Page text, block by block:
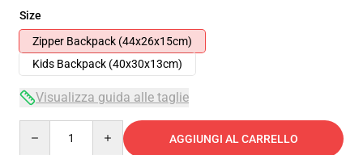
Size
Zipper Backpack (44x26x15cm)
Kids Backpack (40x30x13cm)
Visualizza guida alle taglie
AGGIUNGI AL CARRELLO